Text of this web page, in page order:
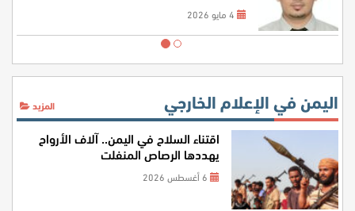
اليمن في الإعلام الخارجي المزيد
اقتناء السلاح في اليمن.. آلاف الأرواح
يهددها الرصاص المنفلت